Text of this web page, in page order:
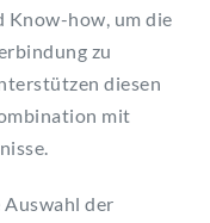
Know-how, um die
zu
diesen
mit
Auswahl der